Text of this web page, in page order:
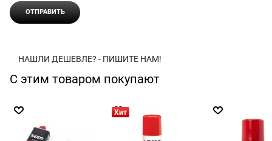
НАШЛИ ДЕШЕВЛЕ? - ПИШИТЕ НАМ!
С этим товаром покупают
Хит